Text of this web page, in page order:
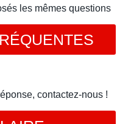
les mêmes questions
contactez-nous !